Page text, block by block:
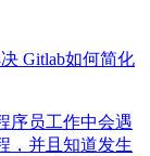
Gitlab如何简化
序员工作中会遇
，并且知道发生